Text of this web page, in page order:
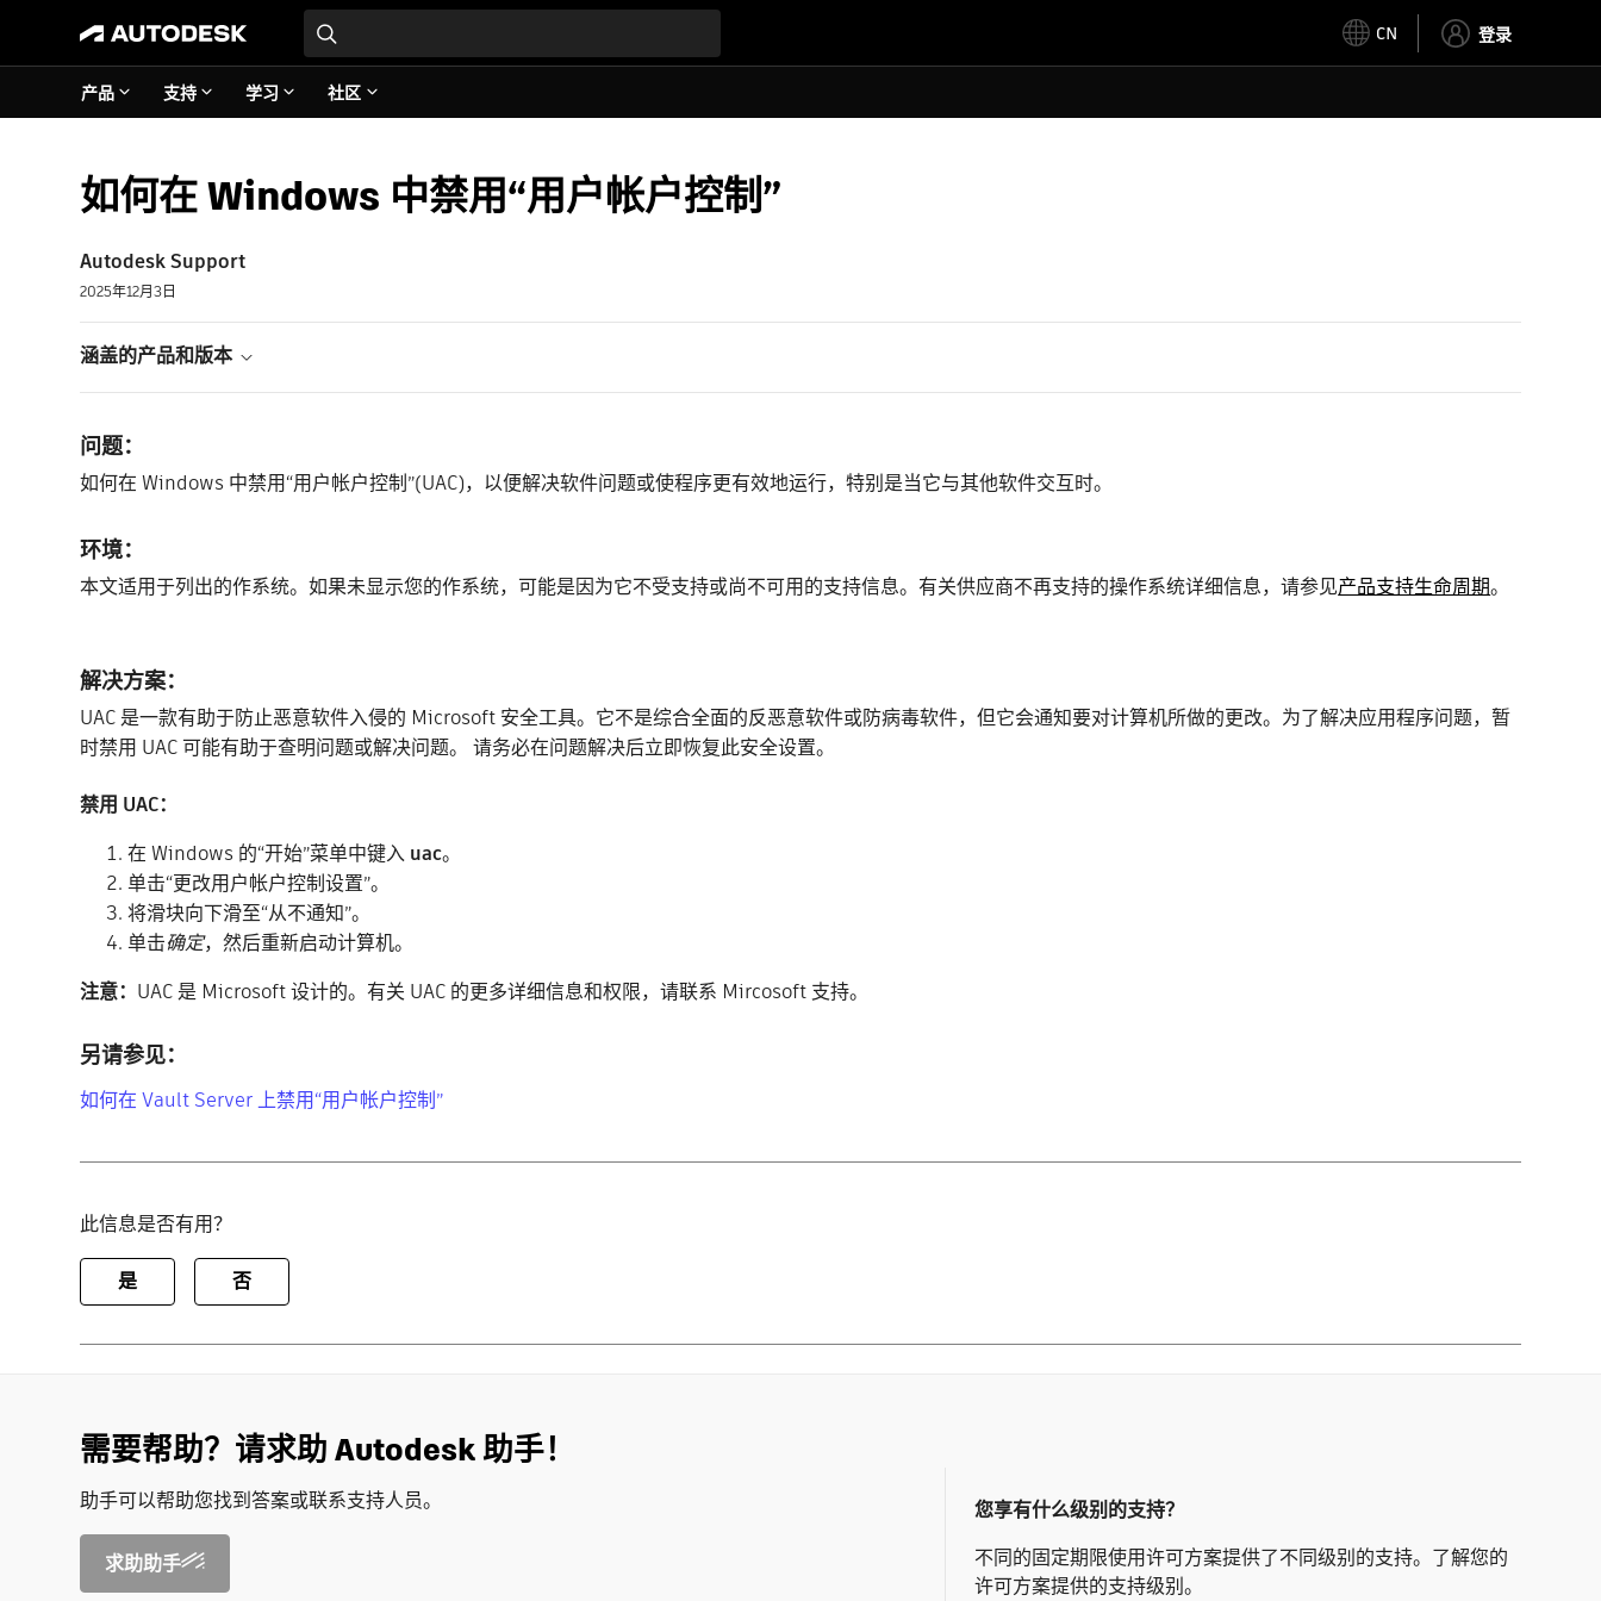
CN 登录
产品 支持 学习 社区
如何在 Windows 中禁用“用户帐户控制”
Autodesk Support
2025年12月3日
涵盖的产品和版本
问题：
如何在 Windows 中禁用“用户帐户控制”(UAC)，以便解决软件问题或使程序更有效地运行，特别是当它与其他软件交互时。
环境：
本文适用于列出的作系统。如果未显示您的作系统，可能是因为它不受支持或尚不可用的支持信息。有关供应商不再支持的操作系统详细信息，请参见产品支持生命周期。
解决方案：
UAC 是一款有助于防止恶意软件入侵的 Microsoft 安全工具。它不是综合全面的反恶意软件或防病毒软件，但它会通知要对计算机所做的更改。为了解决应用程序问题，暂
时禁用 UAC 可能有助于查明问题或解决问题。请务必在问题解决后立即恢复此安全设置。
禁用 UAC：
在 Windows 的“开始”菜单中键入 uac。
单击“更改用户帐户控制设置”。
将滑块向下滑至“从不通知”。
单击确定，然后重新启动计算机。
注意： UAC 是 Microsoft 设计的。有关 UAC 的更多详细信息和权限，请联系 Mircosoft 支持。
另请参见：
如何在 Vault Server 上禁用“用户帐户控制”
此信息是否有用？
是 否
需要帮助？请求助 Autodesk 助手！
助手可以帮助您找到答案或联系支持人员。
求助助手
您享有什么级别的支持？
不同的固定期限使用许可方案提供了不同级别的支持。了解您的
许可方案提供的支持级别。